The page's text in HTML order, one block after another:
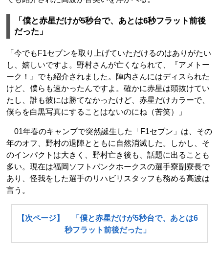
「僕と赤星だけが5秒台で、あとは6秒フラット前後
だった」
「今でもF1セブンを取り上げていただけるのはありがたい
し、嬉しいですよ。野村さんが亡くなられて、『アメトー
ーク！』でも紹介されました。陣内さんにはディスられた
けど、僕らも速かったんですよ。確かに赤星は頭抜けてい
たし、誰も彼には勝てなかったけど、赤星だけカラーで、
僕らを白黒写真にすることはないのにね（苦笑）」
01年春のキャンプで突然誕生した「F1セブン」は、その
年のオフ、野村の退陣とともに自然消滅した。しかし、そ
のインパクトは大きく、野村亡き後も、話題に出ることも
多い。現在は福岡ソフトバンクホークスの選手寮副寮長で
あり、怪我をした選手のリハビリスタッフも務める高波は
言う。
【次ページ】 「僕と赤星だけが5秒台で、あとは6
秒フラット前後だった」